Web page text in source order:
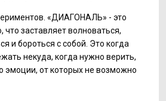
«ДИАГОНАЛЬ» - это
что заставляет волноваться,
и бороться с собой. Это когда
некуда, когда нужно верить,
эмоции, от которых не возможно